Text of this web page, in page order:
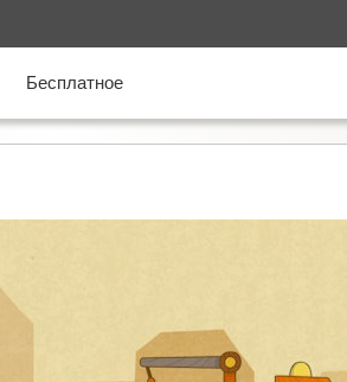
Бесплатное